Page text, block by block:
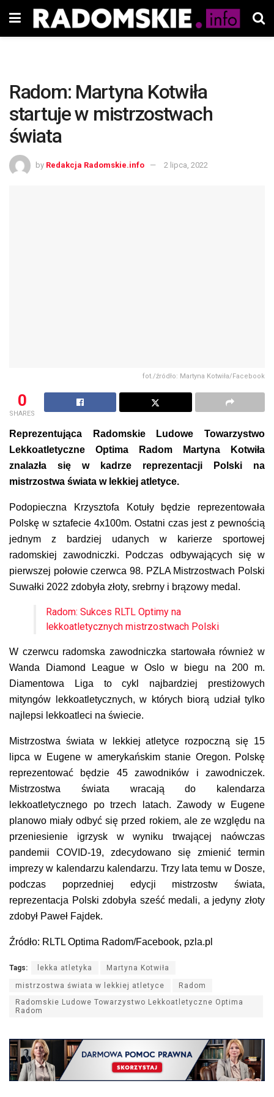
Radom: Martyna Kotwiła
startuje w mistrzostwach
świata
by Redakcja Radomskie.info 2 lipca, 2022
fot./źródło: Martyna Kotwiła/Facebook
0
SHARES
Reprezentująca Radomskie Ludowe Towarzystwo
Lekkoatletyczne Optima Radom Martyna Kotwiła
znalazła się w kadrze reprezentacji Polski na
mistrzostwa świata w lekkiej atletyce.
Podopieczna Krzysztofa Kotuły będzie reprezentowała
Polskę w sztafecie 4x100m. Ostatni czas jest z pewnością
jednym z bardziej udanych w karierze sportowej
radomskiej zawodniczki. Podczas odbywających się w
pierwszej połowie czerwca 98. PZLA Mistrzostwach Polski
Suwałki 2022 zdobyła złoty, srebrny i brązowy medal.
Radom: Sukces RLTL Optimy na
lekkoatletycznych mistrzostwach Polski
W czerwcu radomska zawodniczka startowała również w
Wanda Diamond League w Oslo w biegu na 200 m.
Diamentowa Liga to cykl najbardziej prestiżowych
mityngów lekkoatletycznych, w których biorą udział tylko
najlepsi lekkoatleci na świecie.
Mistrzostwa świata w lekkiej atletyce rozpoczną się 15
lipca w Eugene w amerykańskim stanie Oregon. Polskę
reprezentować będzie 45 zawodników i zawodniczek.
Mistrzostwa świata wracają do kalendarza
lekkoatletycznego po trzech latach. Zawody w Eugene
planowo miały odbyć się przed rokiem, ale ze względu na
przeniesienie igrzysk w wyniku trwającej naówczas
pandemii COVID-19, zdecydowano się zmienić termin
imprezy w kalendarzu kalendarzu. Trzy lata temu w Dosze,
podczas poprzedniej edycji mistrzostw świata,
reprezentacja Polski zdobyła sześć medali, a jedyny złoty
zdobył Paweł Fajdek.
Źródło: RLTL Optima Radom/Facebook, pzla.pl
Tags: lekka atletyka Martyna Kotwiła
mistrzostwa świata w lekkiej atletyce
Radom
Radomskie Ludowe Towarzystwo Lekkoatletyczne Optima
Radom